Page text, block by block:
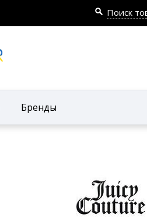
Поиск
Бренды